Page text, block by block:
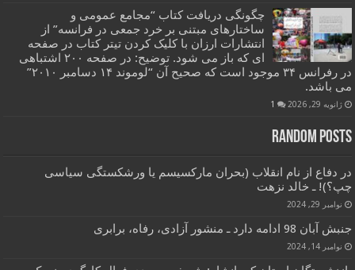
چگونگی دریافت کتاب “مجامع عمومی و
ساختارهای مبتنی بر خرد جمعی در فرانسه” از
انتشارات ارزان با کلیک کردن تیتر کتاب در صفحه
ای که باز می شود. توضیح: در صفحه ۲۰۰ اشتباهی
در رفرانس ۳۴ موجود است که صحیح آن “لوموند ۱۴ دسامبر ۲۰۱۰”
می باشد.
ژانویه 29, 2026 1
Random Posts
در دفاع از نام انقلاب (بحران مارکسیسم یا ورشکستگی سیاسی
چپ؟)! ـ خالد نزهت
نوامبر 29, 2024
جنبش آبان 98 ادامه دارد ـ منشور آزادی، رفاه، برابری
نوامبر 14, 2024